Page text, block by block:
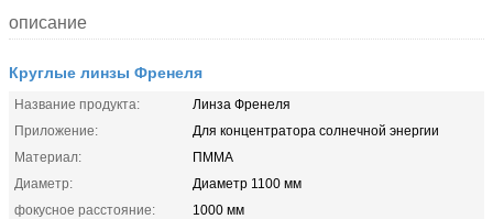
описание
Круглые линзы Френеля
Название продукта:
Линза Френеля
Приложение:
Для концентратора солнечной энергии
Материал:
ПММА
Диаметр:
Диаметр 1100 мм
фокусное расстояние:
1000 мм